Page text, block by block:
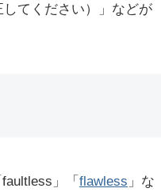
てください）」などが
faultless」「 flawless 」な